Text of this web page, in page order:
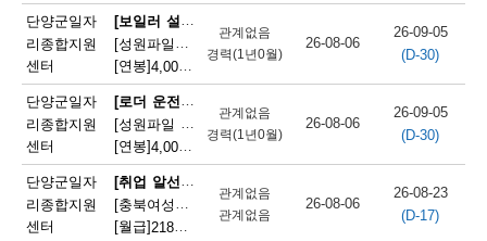
단양군일자
리종합지원
센터
[보일러 설치 및 정비원]
[성원파일주식회사]공장 보일러기사 채용 (에너지자격 우대 / 정규직)
[연봉]4,000만원 충청북도 단양군 매포읍 단양산업단지2로 47
관계없음
경력(1년0월)
26-08-06
26-09-05
(D-30)
단양군일자
리종합지원
센터
[로더 운전원(페이로더 운전원)]
[성원파일 주식회사] 로더기사 운전원 채용(자격증소지자/ 정규직)
[연봉]4,000만원 충청북도 단양군 매포읍 단양산업단지2로 47
관계없음
경력(1년0월)
26-08-06
26-09-05
(D-30)
단양군일자
리종합지원
센터
[취업 알선원]
[충북여성새로일하기지원본부] 직원채용(단양)
[월급] 218만원
관계없음
관계없음
26-08-06
26-08-23
(D-17)
정
보
오
늘
마
감
되